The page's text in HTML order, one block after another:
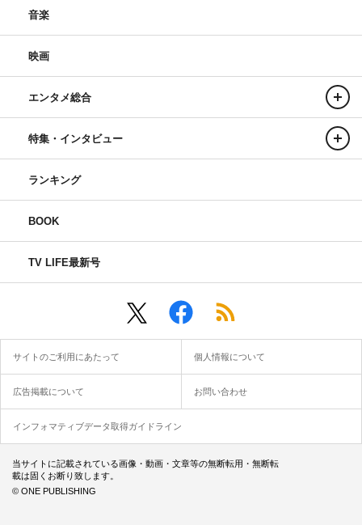
音楽
映画
エンタメ総合
特集・インタビュー
ランキング
BOOK
TV LIFE最新号
サイトのご利用にあたって 個人情報について
広告掲載について お問い合わせ
インフォマティブデータ取得ガイドライン
当サイトに記載されている画像・動画・文章等の無断転用・無断転
載は固くお断り致します。
© ONE PUBLISHING